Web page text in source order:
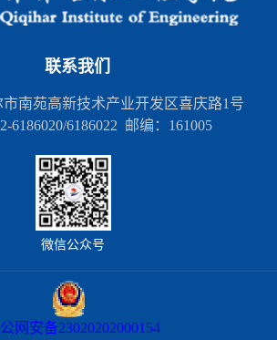
联系我们
南苑高新技术产业开发区喜庆路1号
6186020/6186022 邮编：161005
微信公众号
网安备23020202000154